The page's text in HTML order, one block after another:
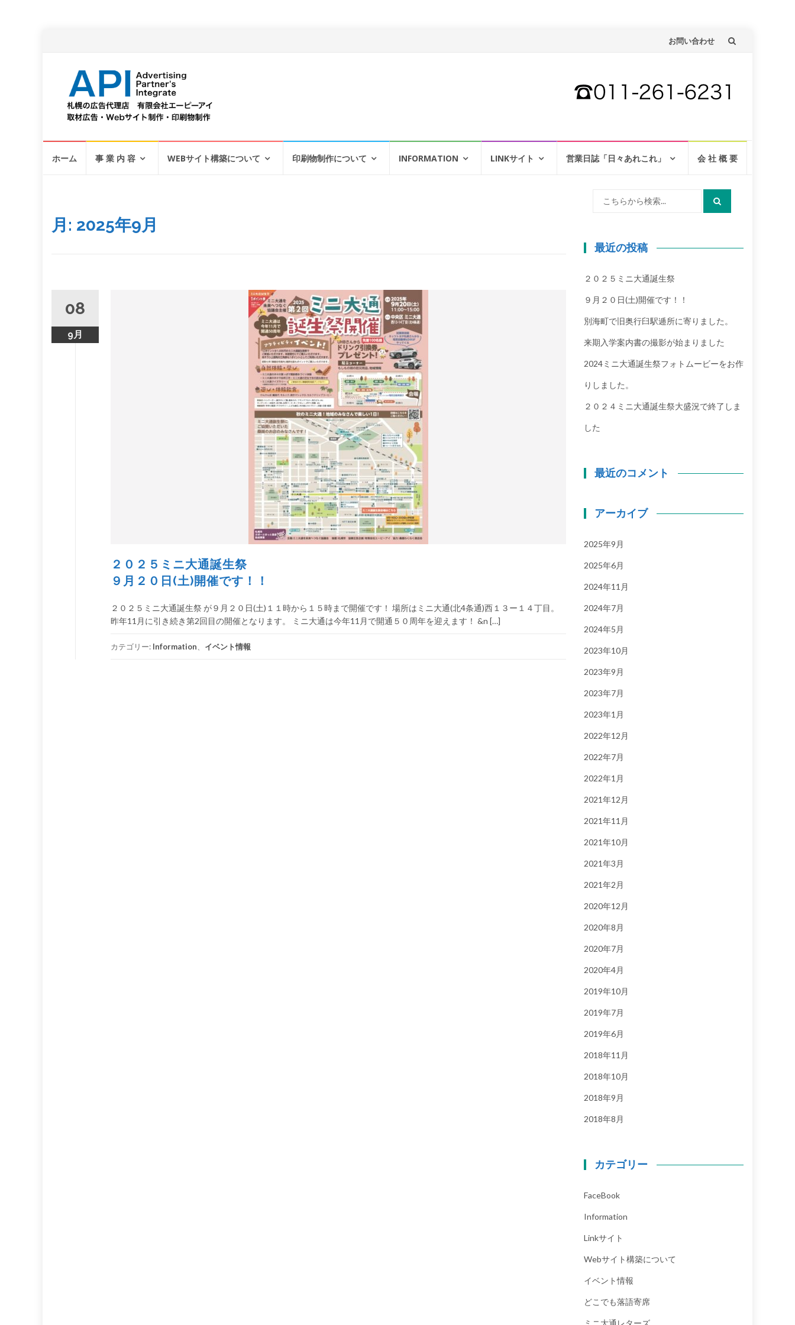
コ
テ
お問い合わせ
ホーム 事 業 内 容 WEBサイト構築について 印刷物制作について INFORMATION LINKサイト 営業日誌「日々あれこれ」 会 社 概 要
月: 2025年9月
08
9月
２０２５ミニ大通誕生祭
９月２０日(土)開催です！！
２０２５ミニ大通誕生祭 が９月２０日(土)１１時から１５時まで開催です！ 場所はミニ大通(北4条通)西１３ー１４丁目。
昨年11月に引き続き第2回目の開催となります。 ミニ大通は今年11月で開通５０周年を迎えます！ &n […]
カテゴリー: Information イベント情報
最近の投稿
２０２５ミニ大通誕生祭
９月２０日(土)開催です！！
別海町で旧奥行臼駅逓所に寄りました。
来期入学案内書の撮影が始まりました
2024ミニ大通誕生祭フォトムービーをお作
りしました。
２０２４ミニ大通誕生祭大盛況で終了しま
した
最近のコメント
アーカイブ
2025年9月
2025年6月
2024年11月
2024年7月
2024年5月
2023年10月
2023年9月
2023年7月
2023年1月
2022年12月
2022年7月
2022年1月
2021年12月
2021年11月
2021年10月
2021年3月
2021年2月
2020年12月
2020年8月
2020年7月
2020年4月
2019年10月
2019年7月
2019年6月
2018年11月
2018年10月
2018年9月
2018年8月
カテゴリー
FaceBook
Information
Linkサイト
Webサイト構築について
イベント情報
どこでも落語寄席
ミニ大通レターズ